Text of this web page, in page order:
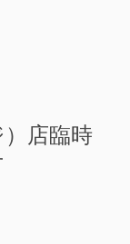
店臨時